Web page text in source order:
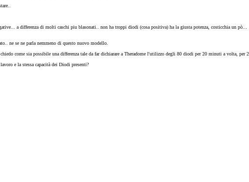
a differenza di molti caschi piu blasonati.. non ha troppi diodi (cosa positiva) ha la giusta potenza, costicchia un pò...
ne se ne parla nemmeno di questo nuovo modello.
come sia possibile una differenza tale da far dichiarare a Theradome l'utilizzo degli 80 diodi per 20 minuti a volta, per
e la stessa capacità dei Diodi presenti?